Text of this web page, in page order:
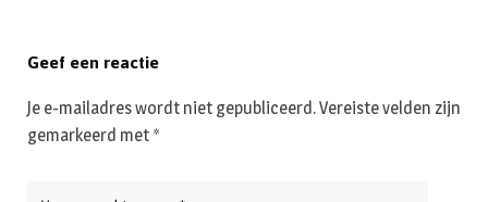
Geef een reactie
Je e-mailadres wordt niet gepubliceerd.Vereiste velden zijn
gemarkeerd met *